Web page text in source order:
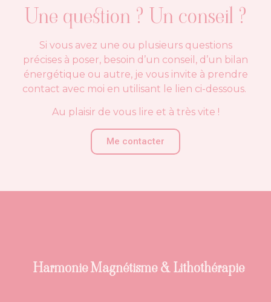
Une question ? Un conseil ?
Si vous avez une ou plusieurs questions
précises à poser, besoin d’un conseil, d’un bilan
énergétique ou autre, je vous invite à prendre
contact avec moi en utilisant le lien ci-dessous.
Au plaisir de vous lire et à très vite !
Me contacter
Harmonie Magnétisme & Lithothérapie